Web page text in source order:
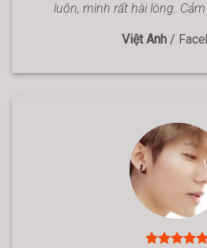
luôn, mình rất hài lòng.
Việt Anh /